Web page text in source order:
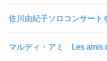
佐川由紀子ソロコンサート
マルディ・アミ Les amis